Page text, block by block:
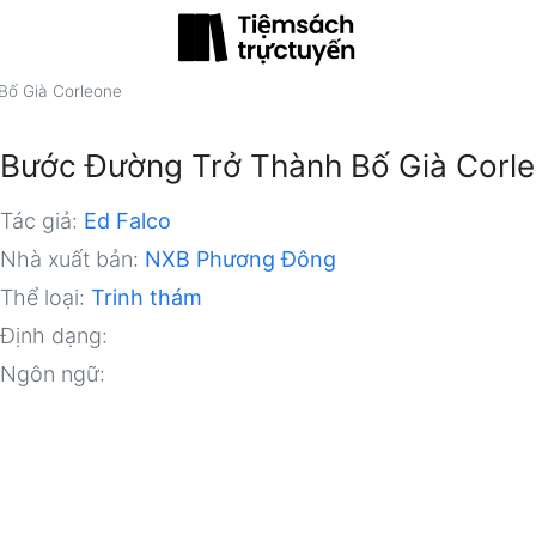
Già Corleone
Bước Đường Trở Thành Bố Già
Tác giả: Ed Falco
Nhà xuất bản: NXB Phương Đông
Thể loại: Trinh thám
Định dạng:
Ngôn ngữ: